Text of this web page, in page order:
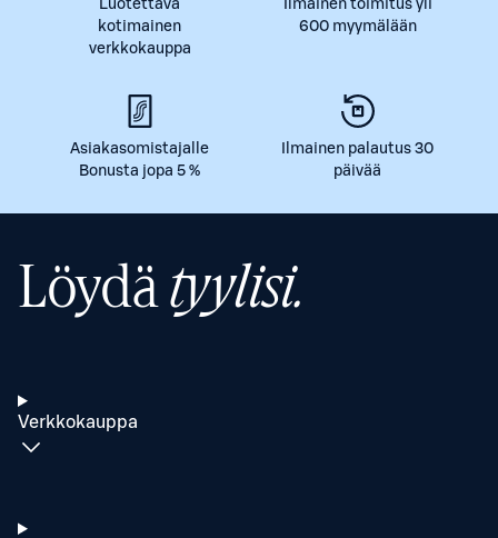
Luotettava
kotimainen
verkkokauppa
Ilmainen toimitus yli
600 myymälään
Asiakasomistajalle
Bonusta jopa 5 %
Ilmainen palautus 30
päivää
Löydätyylisi.
Verkkokauppa